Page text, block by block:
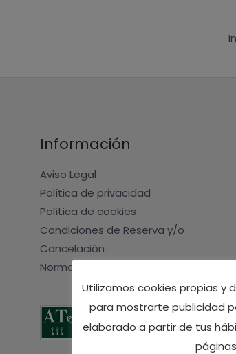
Información
Aviso Legal
Política de privacidad
Política de cookies
Condiciones de Reserva y/o
Cancelación
Normas de admisión de mascotas
Utilizamos cookies propias y
para mostrarte publicidad
elaborado a partir de tus